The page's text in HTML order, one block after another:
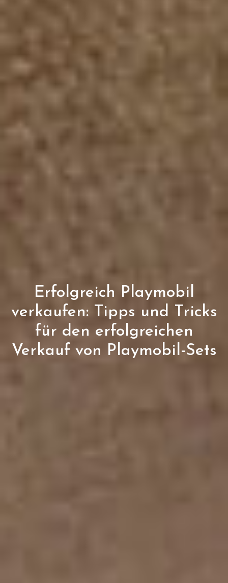
Erfolgreich Playmobil
verkaufen: Tipps und Tricks
für den erfolgreichen
Verkauf von Playmobil-Sets